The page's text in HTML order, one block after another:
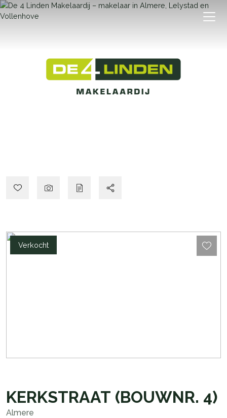
Verkocht
KERKSTRAAT (BOUWNR. 4)
Almere